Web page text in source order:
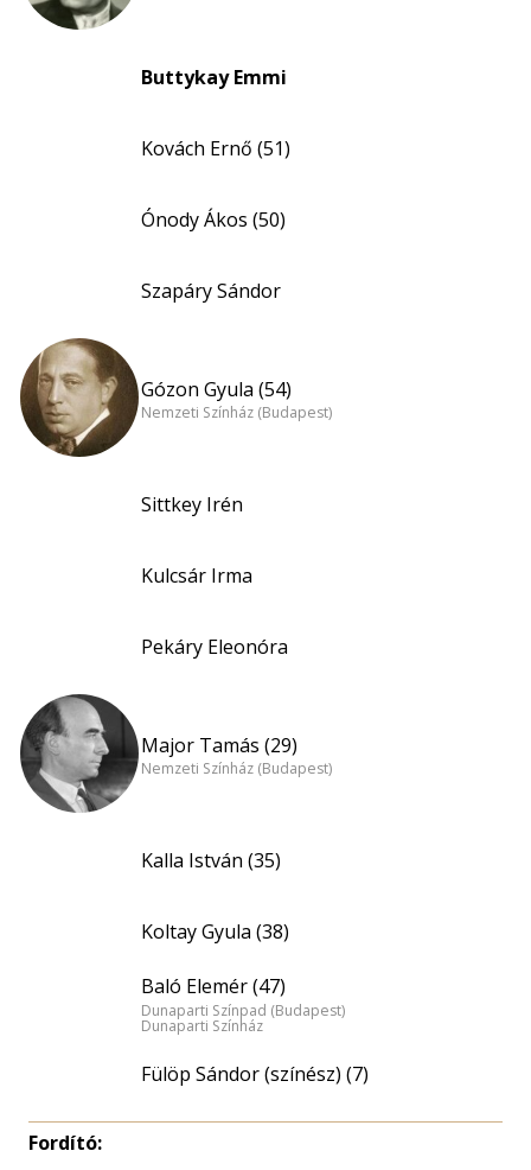
Buttykay Emmi
Kovách Ernő (51)
Ónody Ákos (50)
Szapáry Sándor
Gózon Gyula (54)
Nemzeti Színház (Budapest)
Sittkey Irén
Kulcsár Irma
Pekáry Eleonóra
Major Tamás (29)
Nemzeti Színház (Budapest)
Kalla István (35)
Koltay Gyula (38)
Baló Elemér (47)
Dunaparti Színpad (Budapest)
Dunaparti Színház
Fülöp Sándor (színész) (7)
Fordító: